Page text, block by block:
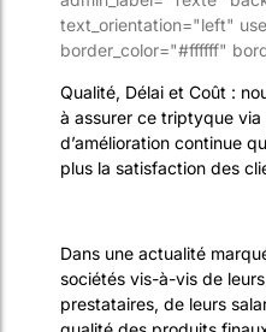
text_orientation="left"
border_color="#ffffff"
Qualité, Délai et Coût :
à assurer ce triptyque via
d’amélioration continue
plus la satisfaction des
Dans une actualité
sociétés vis-à-vis de
prestataires, de leurs